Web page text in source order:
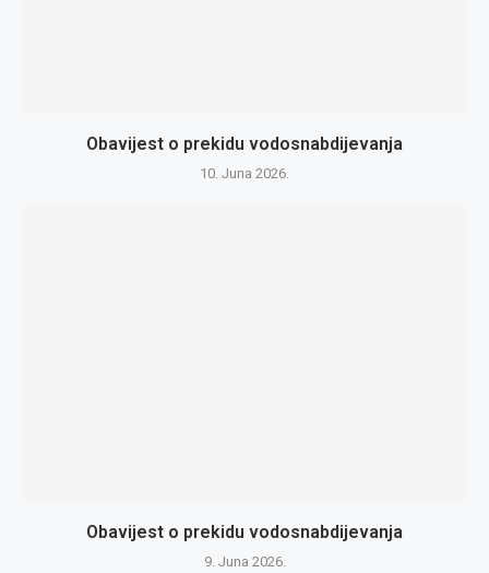
Obavijest o prekidu vodosnabdijevanja
10. Juna 2026.
Obavijest o prekidu vodosnabdijevanja
9. Juna 2026.